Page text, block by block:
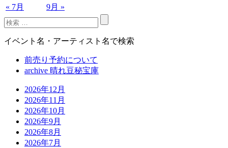
« 7月 9月 »
イベント名・アーティスト名で検索
前売り予約について
archive 晴れ豆秘宝庫
2026年12月
2026年11月
2026年10月
2026年9月
2026年8月
2026年7月